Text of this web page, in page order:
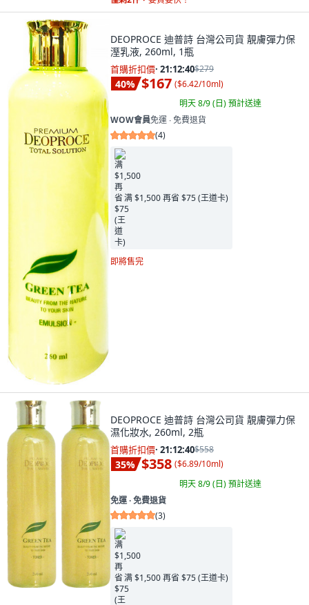
DEOPROCE 迪普詩 台灣公司貨 靚膚彈力保
溼乳液, 260ml, 1瓶
首購折扣價· 21:12:39$279
40% $167 ($6.42/10ml)
明天 8/9 (日)預計送達
WOW會員免運 ∙ 免費退貨
(4)
满 $1,500 再省 $75 (王道卡)
即將售完
DEOPROCE 迪普詩 台灣公司貨 靚膚彈力保
濕化妝水, 260ml, 2瓶
首購折扣價· 21:12:39$558
35% $358 ($6.89/10ml)
明天 8/9 (日)預計送達
免運 ∙ 免費退貨
(3)
满 $1,500 再省 $75 (王道卡)